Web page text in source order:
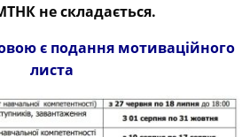
не складається.
є подання мотиваційного
листа